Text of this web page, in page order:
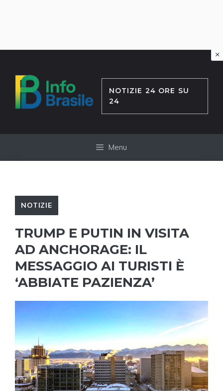
contenuto
NOTIZIE 24 ORE SU
24
Menu
NOTIZIE
TRUMP E PUTIN IN VISITA
AD ANCHORAGE: IL
MESSAGGIO AI TURISTI È
‘ABBIATE PAZIENZA’
×